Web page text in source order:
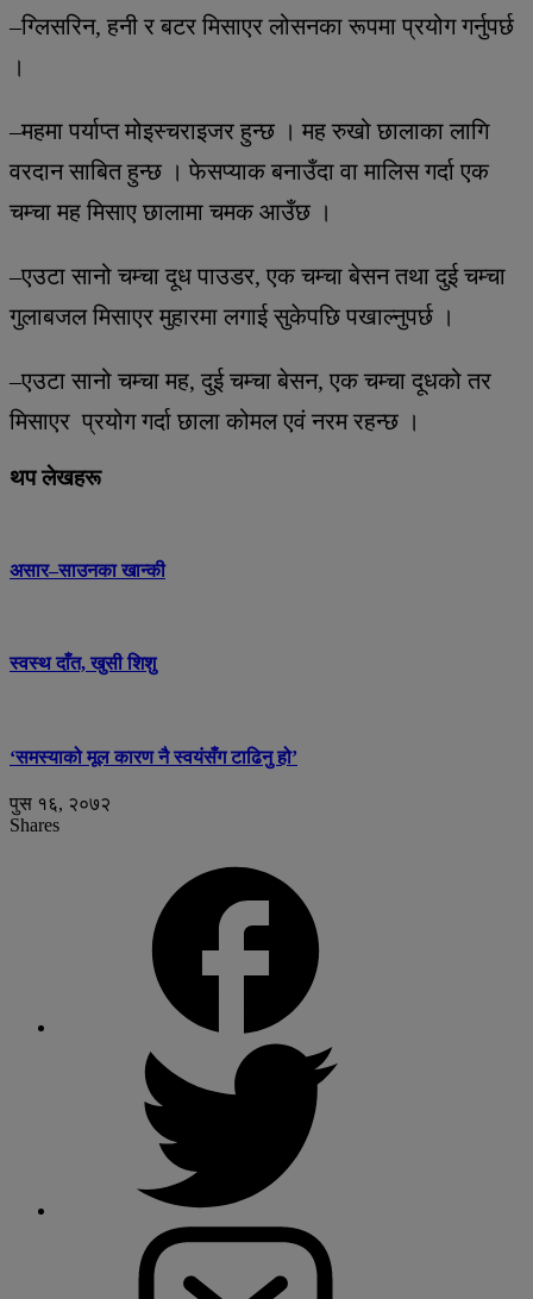
–ग्लिसरिन, हनी र बटर मिसाएर लोसनका रूपमा प्रयोग गर्नुपर्छ
।
–महमा पर्याप्त मोइस्चराइजर हुन्छ । मह रुखो छालाका लागि
वरदान साबित हुन्छ । फेसप्याक बनाउँदा वा मालिस गर्दा एक
चम्चा मह मिसाए छालामा चमक आउँछ ।
–एउटा सानो चम्चा दूध पाउडर, एक चम्चा बेसन तथा दुई चम्चा
गुलाबजल मिसाएर मुहारमा लगाई सुकेपछि पखाल्नुपर्छ ।
–एउटा सानो चम्चा मह, दुई चम्चा बेसन, एक चम्चा दूधको तर
मिसाएर प्रयोग गर्दा छाला कोमल एवं नरम रहन्छ ।
थप लेखहरू
असार–साउनका खान्की
स्वस्थ दाँत, खुसी शिशु
‘समस्याको मूल कारण नै स्वयंसँग टाढिनु हो’
पुस १६, २०७२
Shares